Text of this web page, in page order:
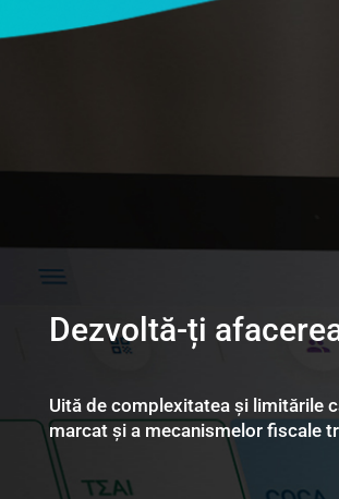
Dezvoltă-ți
Uită de complexitatea și limitările
marcat și a mecanismelor fiscale